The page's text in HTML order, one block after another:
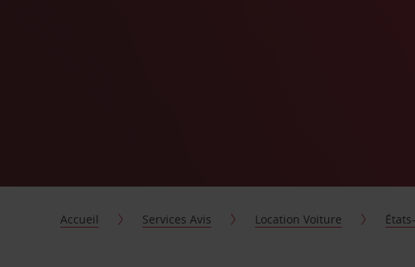
Accueil Services Avis Location Voiture